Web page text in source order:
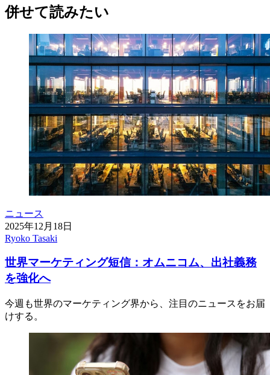
併せて読みたい
ニュース
2025年12月18日
Ryoko Tasaki
世界マーケティング短信：オムニコム、出社義務
を強化へ
今週も世界のマーケティング界から、注目のニュースをお届
けする。